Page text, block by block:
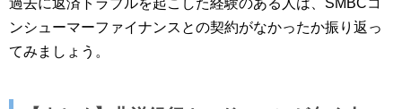
過去に返済トラブルを起こした経験のある人は、SMBCコ
ンシューマーファイナンスとの契約がなかったか振り返っ
てみましょう。